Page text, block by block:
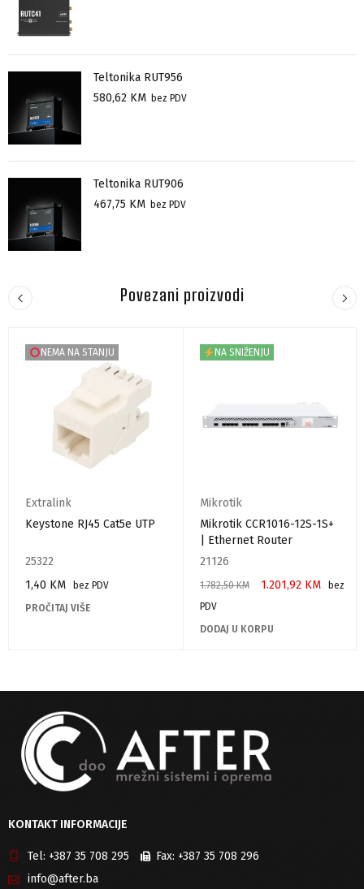
Teltonika RUT956
580,62 KM bez PDV
Teltonika RUT906
467,75 KM bez PDV
Povezani proizvodi
NEMA NA STANJU
Extralink
Keystone RJ45 Cat5e UTP
25322
1,40 KM
bez PDV
PROČITAJ VIŠE
NA SNIŽENJU
Mikrotik
Mikrotik CCR1016-12S-1S+
| Ethernet Router
21126
1.782,50KM 1.201,92 KM
bez
PDV
DODAJ U KORPU
KONTAKT INFORMACIJE
Tel: +387 35 708 295 Fax: +387 35 708 296
info@after.ba